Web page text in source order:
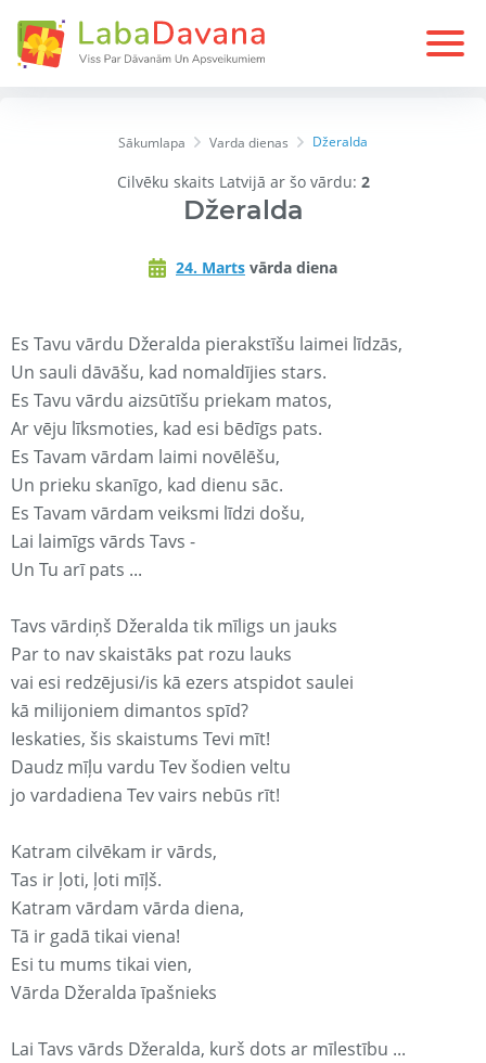
Sākumlapa Varda dienas Džeralda
Cilvēku skaits Latvijā ar šo vārdu: 2
Džeralda
24. Marts vārda diena
Es Tavu vārdu Džeralda pierakstīšu laimei līdzās,
Un sauli dāvāšu, kad nomaldījies stars.
Es Tavu vārdu aizsūtīšu priekam matos,
Ar vēju līksmoties, kad esi bēdīgs pats.
Es Tavam vārdam laimi novēlēšu,
Un prieku skanīgo, kad dienu sāc.
Es Tavam vārdam veiksmi līdzi došu,
Lai laimīgs vārds Tavs -
Un Tu arī pats ...
Tavs vārdiņš Džeralda tik mīligs un jauks
Par to nav skaistāks pat rozu lauks
vai esi redzējusi/is kā ezers atspidot saulei
kā milijoniem dimantos spīd?
Ieskaties, šis skaistums Tevi mīt!
Daudz mīļu vardu Tev šodien veltu
jo vardadiena Tev vairs nebūs rīt!
Katram cilvēkam ir vārds,
Tas ir ļoti, ļoti mīļš.
Katram vārdam vārda diena,
Tā ir gadā tikai viena!
Esi tu mums tikai vien,
Vārda Džeralda īpašnieks
Lai Tavs vārds Džeralda, kurš dots ar mīlestību ...